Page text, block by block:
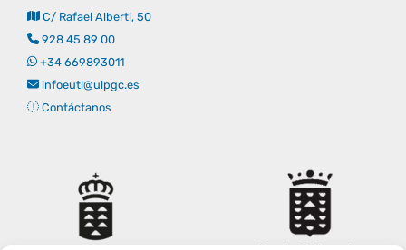
C/ Rafael Alberti, 50
928 45 89 00
+34 669893011
infoeutl@ulpgc.es
Contáctanos